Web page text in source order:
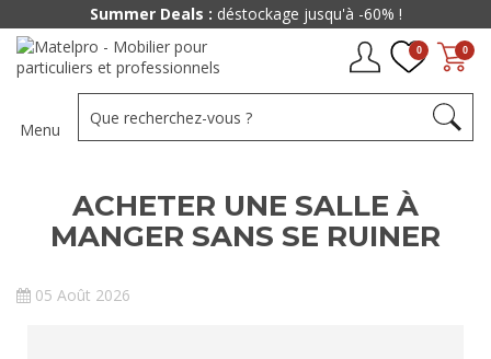
0
0
Menu
ACHETER UNE SALLE À
MANGER SANS SE RUINER
05 Août 2026
Summer Deals : déstockage jusqu'à -60% !